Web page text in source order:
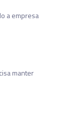
a empresa
manter